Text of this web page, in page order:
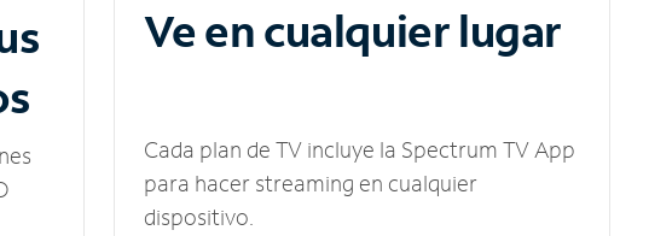
Ve en cualquier lugar
Cada plan de TV incluye la Spectrum TV App
para hacer streaming en cualquier
dispositivo.